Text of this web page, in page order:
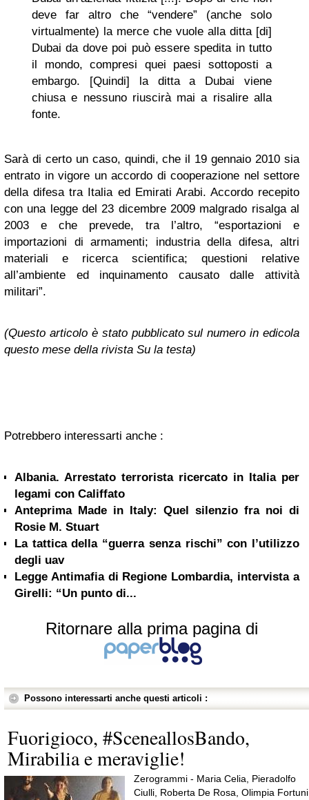
deve far altro che “vendere” (anche solo
virtualmente) la merce che vuole alla ditta [di]
Dubai da dove poi può essere spedita in tutto
il mondo, compresi quei paesi sottoposti a
embargo. [Quindi] la ditta a Dubai viene
chiusa e nessuno riuscirà mai a risalire alla
fonte.
Sarà di certo un caso, quindi, che il 19 gennaio 2010 sia
entrato in vigore un accordo di cooperazione nel settore
della difesa tra Italia ed Emirati Arabi. Accordo recepito
con una legge del 23 dicembre 2009 malgrado risalga al
2003 e che prevede, tra l’altro, “esportazioni e
importazioni di armamenti; industria della difesa, altri
materiali e ricerca scientifica; questioni relative
all’ambiente ed inquinamento causato dalle attività
militari”.
(Questo articolo è stato pubblicato sul numero in edicola
questo mese della rivista Su la testa)
Potrebbero interessarti anche :
Albania. Arrestato terrorista ricercato in Italia per
legami con Califfato
Anteprima Made in Italy: Quel silenzio fra noi di
Rosie M. Stuart
La tattica della “guerra senza rischi” con l’utilizzo
degli uav
Legge Antimafia di Regione Lombardia, intervista a
Girelli: “Un punto di...
Ritornare alla prima pagina di
Possono interessarti anche questi articoli :
Fuorigioco, #SceneallosBando,
Mirabilia e meraviglie!
Zerogrammi - Maria Celia, Pieradolfo
Ciulli, Roberta De Rosa, Olimpia Fortuni